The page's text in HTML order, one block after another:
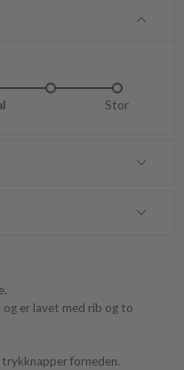
Stor
er lavet med rib og to
forneden.